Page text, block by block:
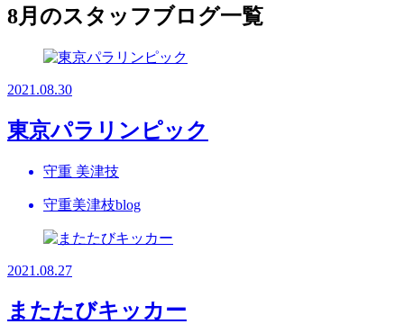
8月のスタッフブログ一覧
2021.08.30
東京パラリンピック
守重 美津技
守重美津枝blog
2021.08.27
またたびキッカー